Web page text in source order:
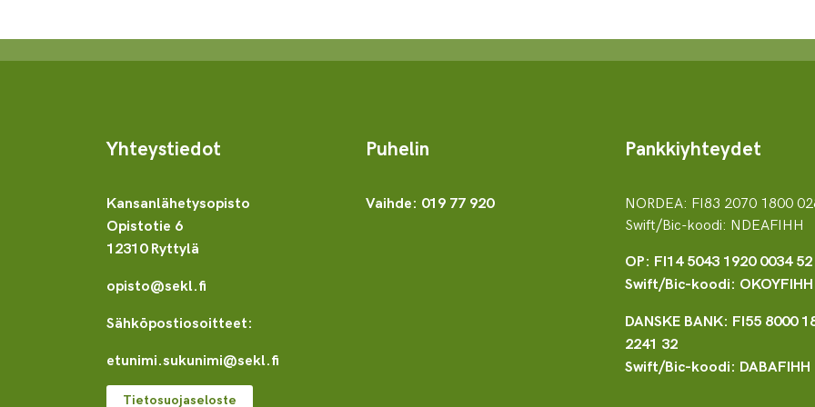
Yhteystiedot
Kansanlähetysopisto
Opistotie 6
12310 Ryttylä
opisto@sekl.fi
Sähköpostiosoitteet:
etunimi.sukunimi@sekl.fi
Tietosuojaseloste
Puhelin
Vaihde: 019 77 920
Pankkiyhteydet
NORDEA: FI83 2070 1800
Swift/Bic-koodi: NDEAFIHH
OP: FI14 5043 1920 0034 52
Swift/Bic-koodi: OKOYFIHH
DANSKE BANK: FI55 8000
2241 32
Swift/Bic-koodi: DABAFIHH